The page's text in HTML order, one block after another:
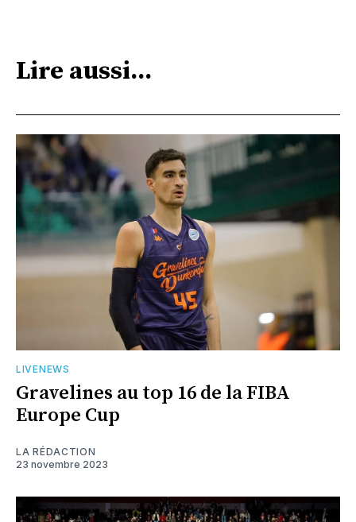
Lire aussi...
LIVENEWS
Gravelines au top 16 de la FIBA
Europe Cup
LA RÉDACTION
23 novembre 2023